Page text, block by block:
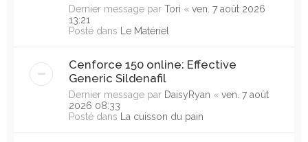
Dernier message par Tori « ven. 7 août 2026
13:21
Posté dans Le Matériel
Cenforce 150 online: Effective
Generic Sildenafil
Dernier message par DaisyRyan « ven. 7 août
2026 08:33
Posté dans La cuisson du pain